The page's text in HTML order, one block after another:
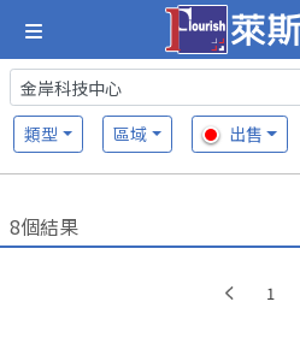
類型 區域 出售
8個結果
1